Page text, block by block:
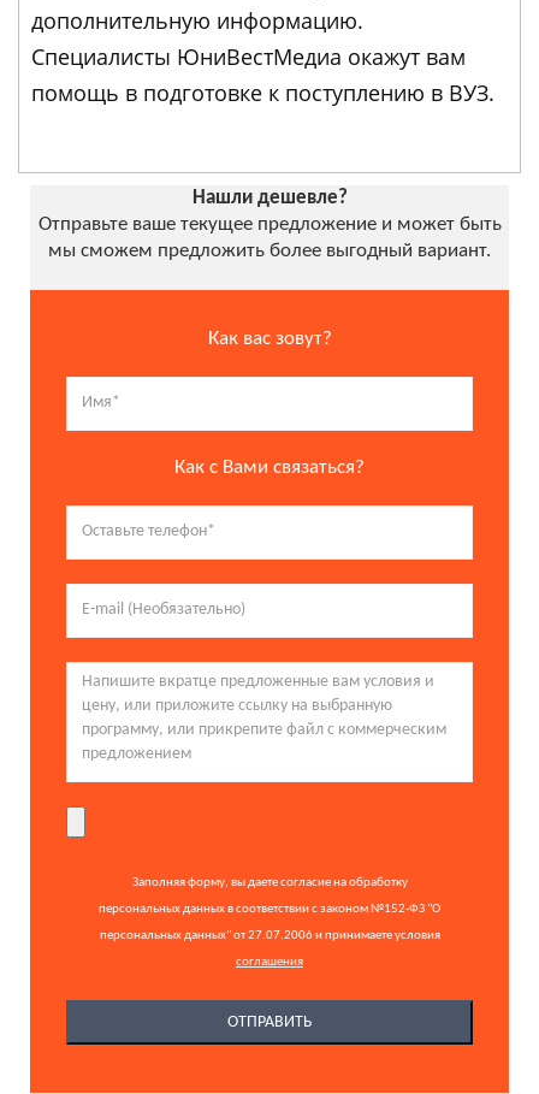
дополнительную информацию.
Специалисты ЮниВестМедиа окажут вам
помощь в подготовке к поступлению в ВУЗ.
Нашли дешевле?
Отправьте ваше текущее предложение и может быть
мы сможем предложить более выгодный вариант.
Как вас зовут?
Как с Вами связаться?
Заполняя форму, вы даете согласие на обработку
персональных данных в соответствии с законом №152-ФЗ "О
персональных данных" от 27.07.2006 и принимаете условия
соглашения